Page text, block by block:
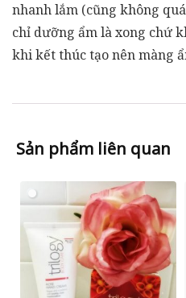
nhanh lắm (cũng không
chỉ dưỡng ẩm là xong chứ
khi kết thúc tạo nên màng
Sản phẩm liên quan